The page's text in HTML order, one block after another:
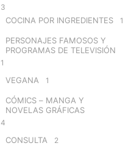
3
COCINA POR INGREDIENTES 1
PERSONAJES FAMOSOS Y
PROGRAMAS DE TELEVISIÓN
1
VEGANA 1
CÓMICS – MANGA Y
NOVELAS GRÁFICAS
4
CONSULTA 2